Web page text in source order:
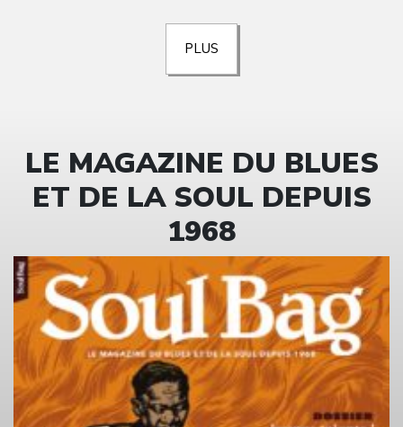
PLUS
LE MAGAZINE DU BLUES
ET DE LA SOUL DEPUIS
1968